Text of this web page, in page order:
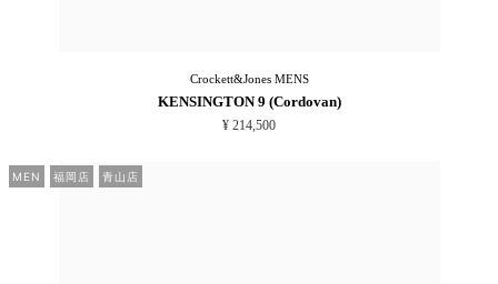
Crockett&JonesMENS
KENSINGTON 9 (Cordovan)
¥ 214,500
MEN 福岡店 青山店